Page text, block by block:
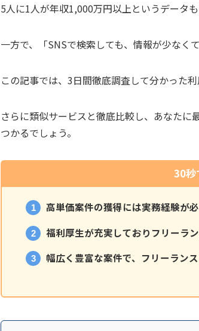
5人に1人が年収1,000万円以上というデータも
一方で、「SNSで検索しても、情報が少な
この記事では、3日間徹底調査して分かった
さらに類似サービスと徹底比較し、あなた
つかるでしょう。
30秒
高単価案件の獲得には実務経験が
福利厚生が充実しておりフリーラ
幅広く豊富な案件で、フリーラン